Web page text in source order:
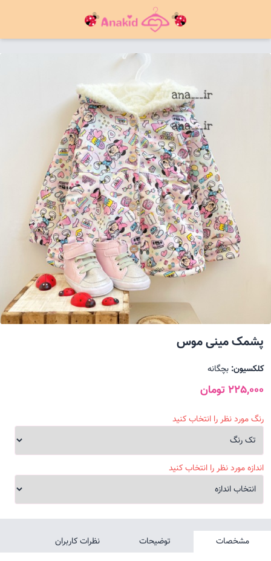
پشمک مینی موس
کلکسیون: بچگانه
225,000 تومان
رنگ مورد نظر را انتخاب کنید
اندازه مورد نظر را انتخاب کنید
مشخصات توضیحات نظرات کاربران